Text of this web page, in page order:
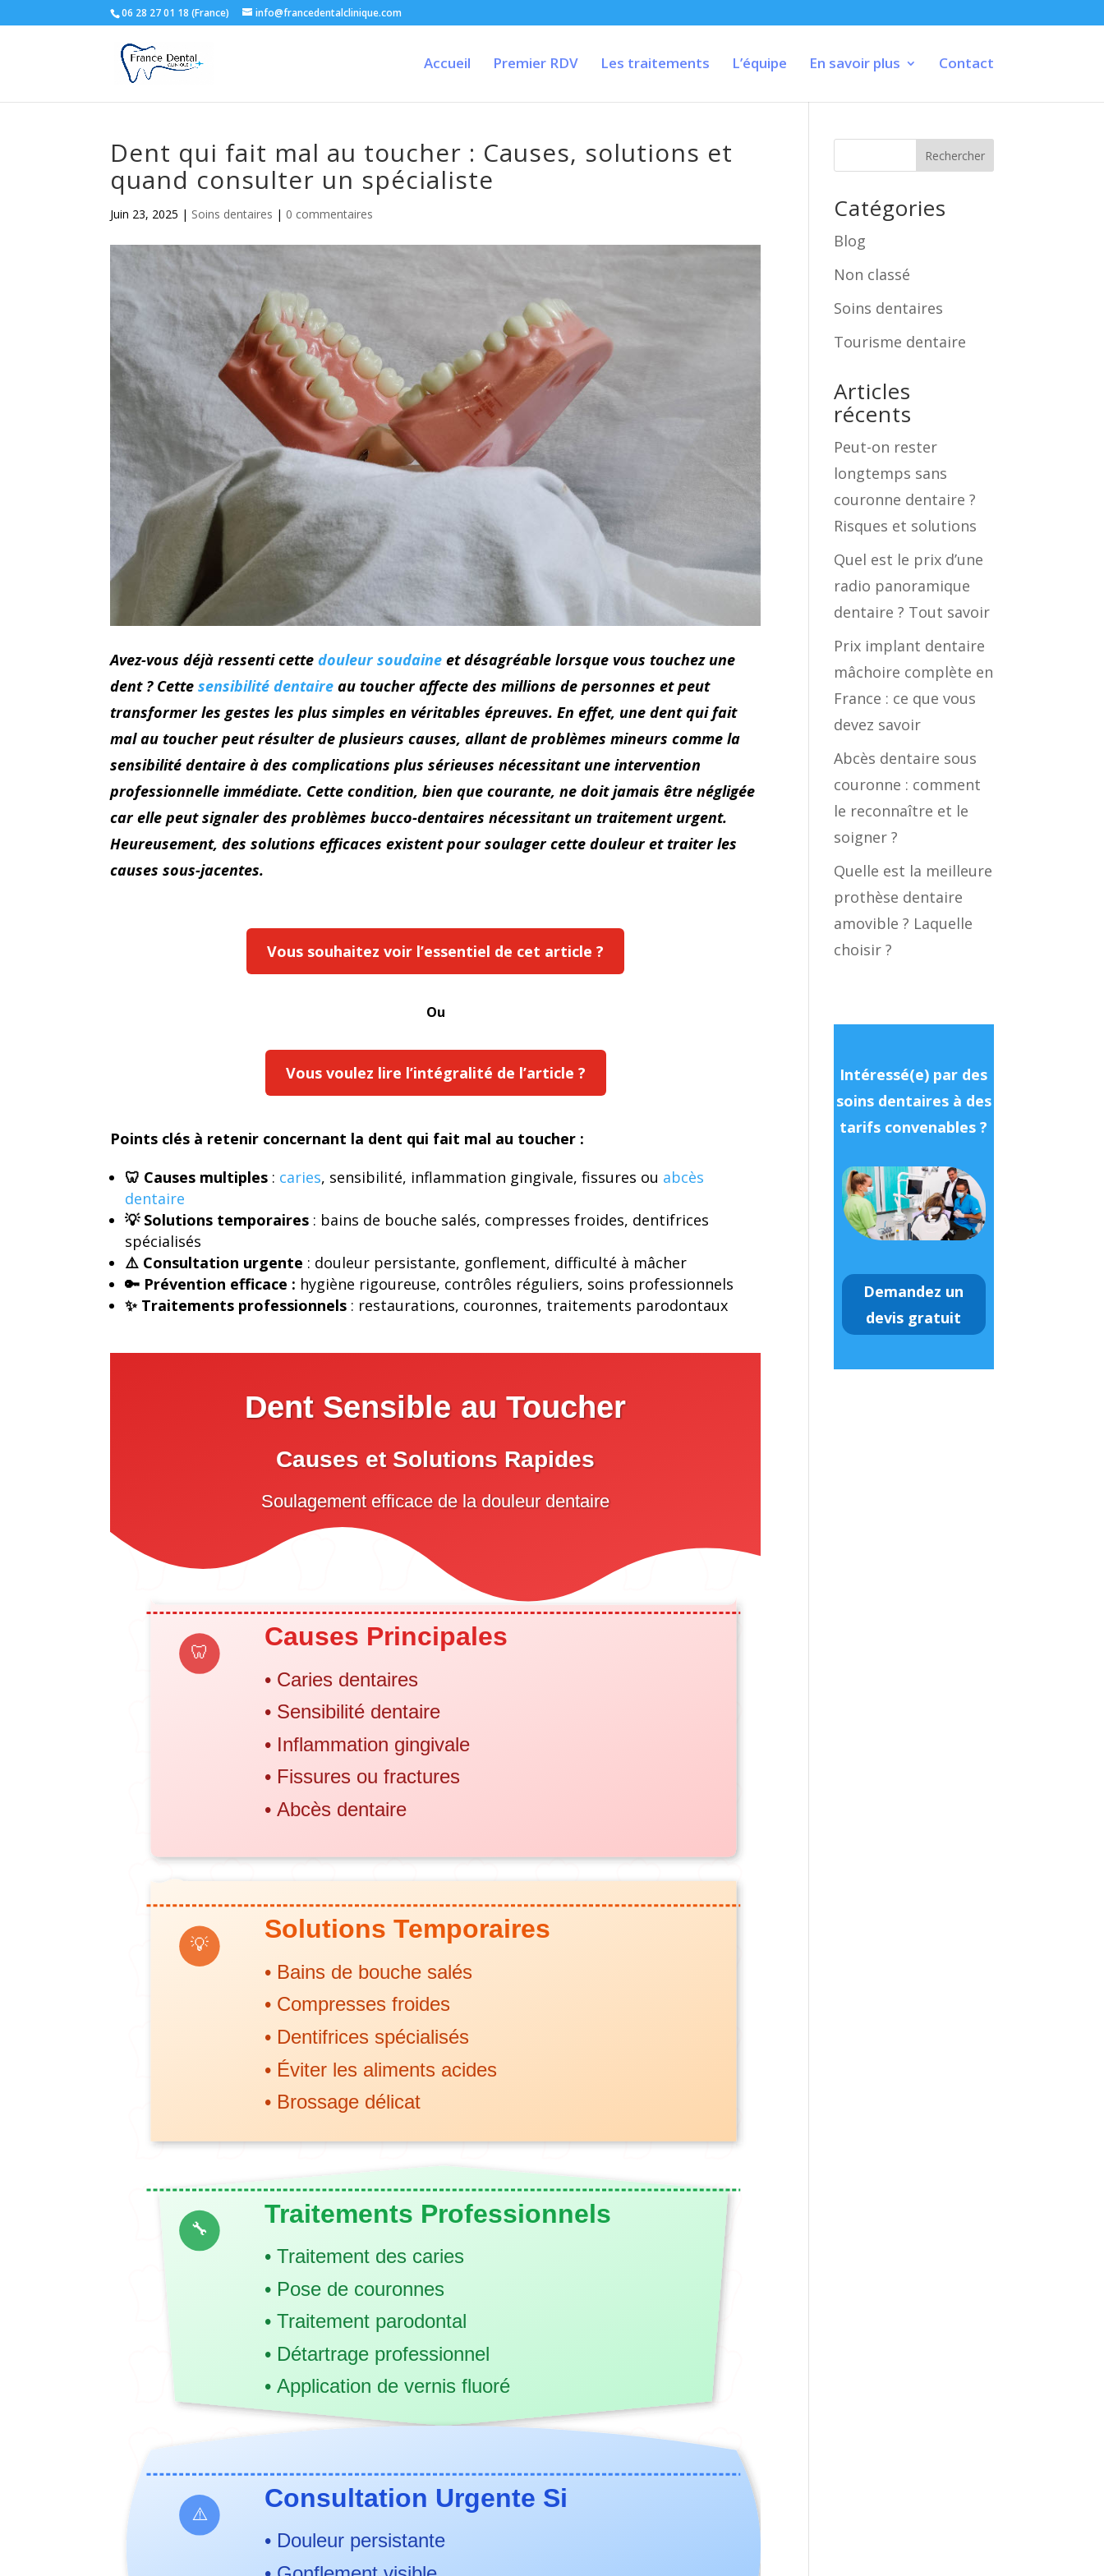
06 28 27 01 18 (France) info@francedentalclinique.com
Accueil Premier RDV Les traitements L’équipe En savoir plus Contact
Dent qui fait mal au toucher : Causes, solutions et
quand consulter un spécialiste
Juin 23, 2025 | Soins dentaires | 0 commentaires
Avez-vous déjà ressenti cettedouleur soudaine et désagréable lorsque vous touchez une
dent ? Cettesensibilité dentaire au toucher affecte des millions de personnes et peut
transformer les gestes les plus simples en véritables épreuves. En effet, une dent qui fait
mal au toucher peut résulter de plusieurs causes, allant de problèmes mineurs comme la
sensibilité dentaire à des complications plus sérieuses nécessitant une intervention
professionnelle immédiate. Cette condition, bien que courante, ne doit jamais être négligée
car elle peut signaler des problèmes bucco-dentaires nécessitant un traitement urgent.
Heureusement, des solutions efficaces existent pour soulager cette douleur et traiter les
causes sous-jacentes.
Vous souhaitez voir l’essentiel de cet article ?
Ou
Vous voulez lire l’intégralité de l’article ?
Points clés à retenir concernant la dent qui fait mal au toucher :
🦷 Causes multiples : caries, sensibilité, inflammation gingivale, fissures ou abcès
dentaire
💡 Solutions temporaires : bains de bouche salés, compresses froides, dentifrices
spécialisés
⚠️ Consultation urgente : douleur persistante, gonflement, difficulté à mâcher
🔑 Prévention efficace : hygiène rigoureuse, contrôles réguliers, soins professionnels
✨ Traitements professionnels : restaurations, couronnes, traitements parodontaux
Dent Sensible au Toucher
Causes et Solutions Rapides
Soulagement efficace de la douleur dentaire
🦷
Causes Principales
• Caries dentaires
• Sensibilité dentaire
• Inflammation gingivale
• Fissures ou fractures
• Abcès dentaire
💡
Solutions Temporaires
• Bains de bouche salés
• Compresses froides
• Dentifrices spécialisés
• Éviter les aliments acides
• Brossage délicat
🔧
Traitements Professionnels
• Traitement des caries
• Pose de couronnes
• Traitement parodontal
• Détartrage professionnel
• Application de vernis fluoré
⚠️
Consultation Urgente Si
• Douleur persistante
Rechercher
Catégories
Blog
Non classé
Soins dentaires
Tourisme dentaire
Articles
récents
Peut-on rester
longtemps sans
couronne dentaire ?
Risques et solutions
Quel est le prix d’une
radio panoramique
dentaire ? Tout savoir
Prix implant dentaire
mâchoire complète en
France : ce que vous
devez savoir
Abcès dentaire sous
couronne : comment
le reconnaître et le
soigner ?
Quelle est la meilleure
prothèse dentaire
amovible ? Laquelle
choisir ?
Intéressé(e) par des
soins dentaires à des
tarifs convenables ?
Demandez un
devis gratuit